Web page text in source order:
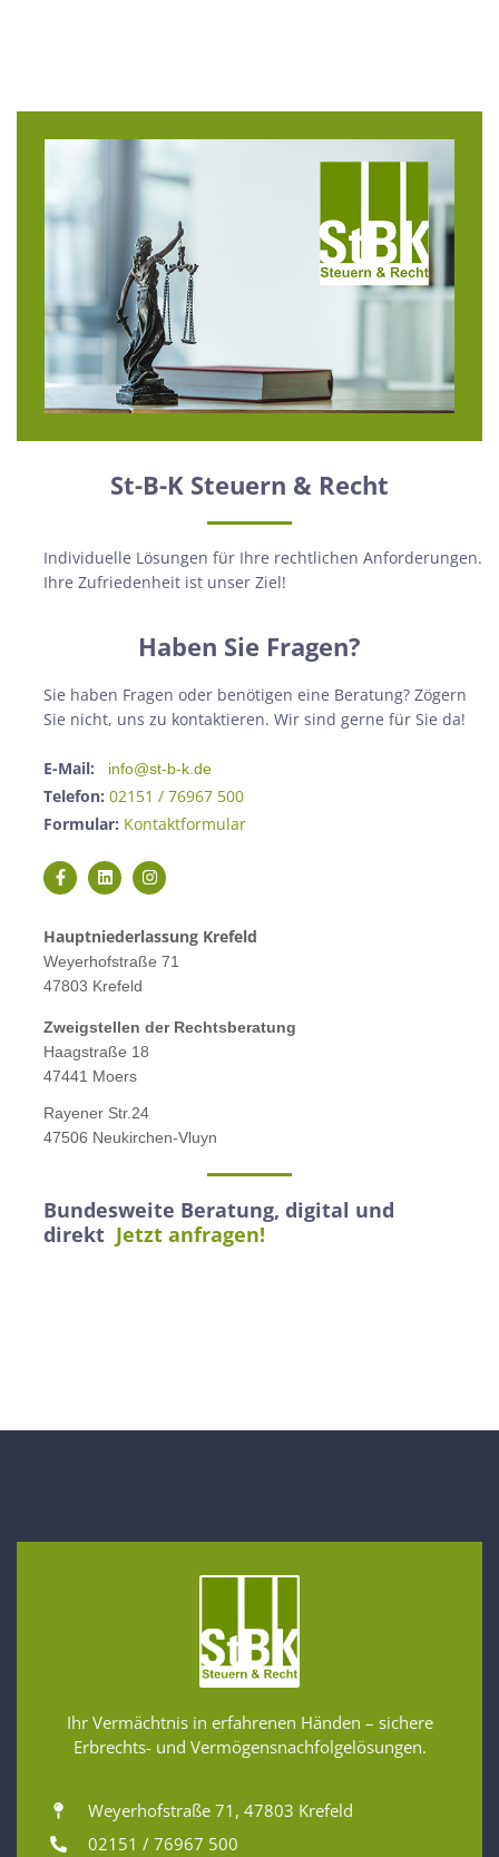
St-B-K Steuern & Recht
Individuelle Lösungen für Ihre rechtlichen Anforderungen.
Ihre Zufriedenheit ist unser Ziel!
Haben Sie Fragen?
Sie haben Fragen oder benötigen eine Beratung? Zögern
Sie nicht, uns zu kontaktieren. Wir sind gerne für Sie da!
E-Mail: info@st-b-k.de
Telefon: 02151 / 76967 500
Formular: Kontaktformular
Hauptniederlassung Krefeld
Weyerhofstraße 71
47803 Krefeld
Zweigstellen der Rechtsberatung
Haagstraße 18
47441 Moers
Rayener Str.24
47506 Neukirchen-Vluyn
Bundesweite Beratung, digital und
direkt Jetzt anfragen!
Ihr Vermächtnis in erfahrenen Händen – sichere
Erbrechts- und Vermögensnachfolgelösungen.
Weyerhofstraße 71, 47803 Krefeld
02151 / 76967 500